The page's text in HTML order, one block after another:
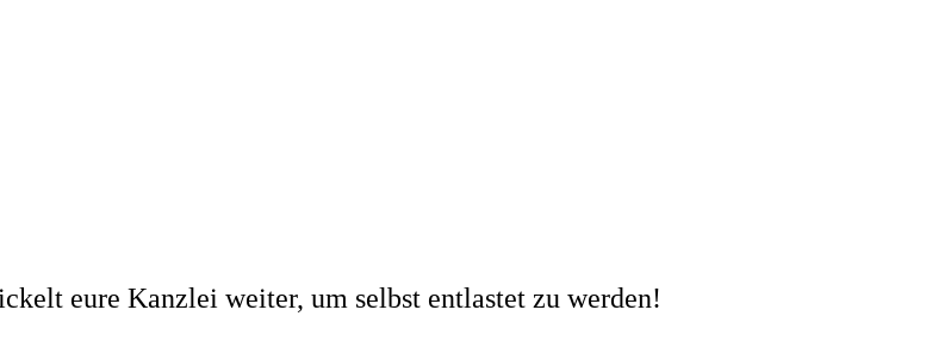
eure Kanzlei weiter, um selbst entlastet zu werden!